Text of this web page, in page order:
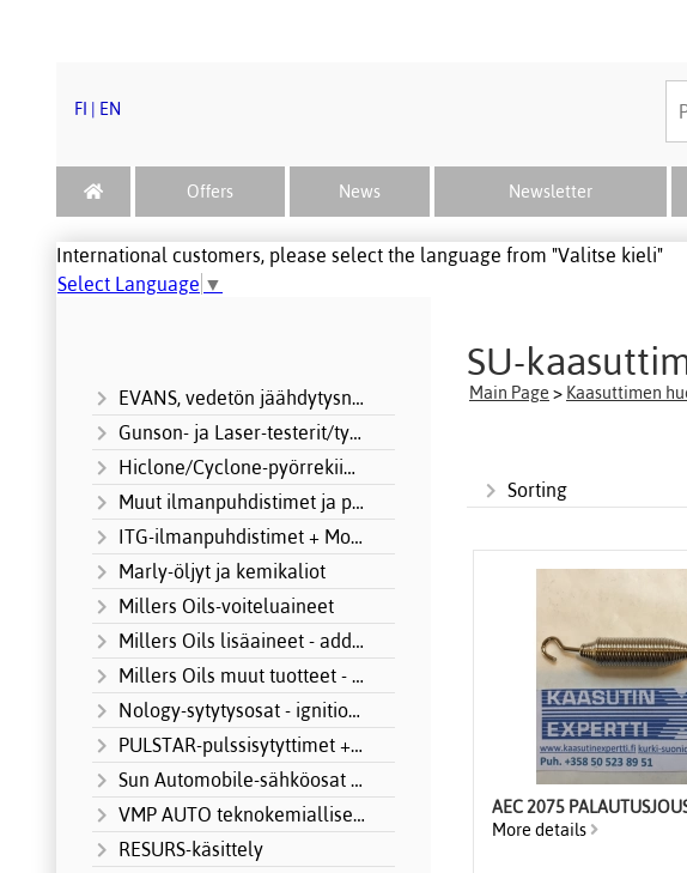
FI EN
Offers News Newsletter
International customers, please select the language from "Valitse kieli"
Select Language ▼
EVANS, vedetön jäähdytysneste
Gunson- ja Laser-testerit/työkalut
Hiclone/Cyclone-pyörrekiihdyttimet
Muut ilmanpuhdistimet ja panokset
ITG-ilmanpuhdistimet + Motorsport
Marly-öljyt ja kemikaliot
Millers Oils-voiteluaineet
Millers Oils lisäaineet - additives
Millers Oils muut tuotteet - other produ
Nology-sytytysosat - ignition systems
PULSTAR-pulssisytyttimet + Motorsport
Sun Automobile-sähköosat MOTORSPORT
VMP AUTO teknokemialliset tuotteet
RESURS-käsittely
SU-
Main Page > Kaasuttimen
Sorting
AEC 2075
More details